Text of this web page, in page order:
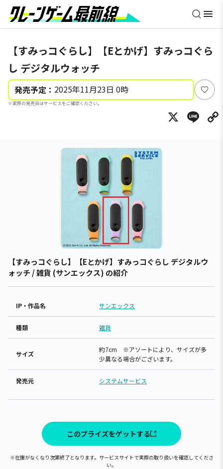
【すみっコぐらし】【Eとかげ】すみっコぐら
し デジタルウォッチ
発売予定： 2025年11月23日 0時
※実際の発売日はサービスをご確認ください。
い
ね
X
【すみっコぐらし】【Eとかげ】すみっコぐらし デジタルウ
ォッチ / 雑貨 (サンエックス) の紹介
IP・作品名 サンエックス
種類 雑貨
サイズ
約7cm ※アソートにより、サイズが多
少異なる場合がございます。
発売元 システムサービス
このプライズをゲットする
※在庫がなくなり次第終了となります。サービスサイトで実際の取り扱いを確認してくださ
い。